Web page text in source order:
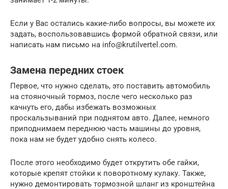
Если у Вас остались какие-либо вопросы, вы можете их
задать, воспользовавшись формой обратной связи, или
написать нам письмо на info@krutilvertel.com.
Замена передних стоек
Первое, что нужно сделать, это поставить автомобиль
на стояночный тормоз, после чего несколько раз
качнуть его, дабы избежать возможных
проскальзываний при поднятом авто. Далее, немного
приподнимаем переднюю часть машины до уровня,
пока нам не будет удобно снять колесо.
После этого необходимо будет открутить обе гайки,
которые крепят стойки к поворотному кулаку. Также,
нужно демонтировать тормозной шланг из кронштейна